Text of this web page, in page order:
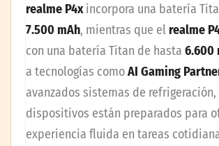
realme P4xincorpora una batería
7.500 mAh, mientras que el realme
con una batería Titan de hasta 6.600
a tecnologías comoAI Gaming
avanzados sistemas de refrigeración,
dispositivos están preparados para
experiencia fluida en tareas